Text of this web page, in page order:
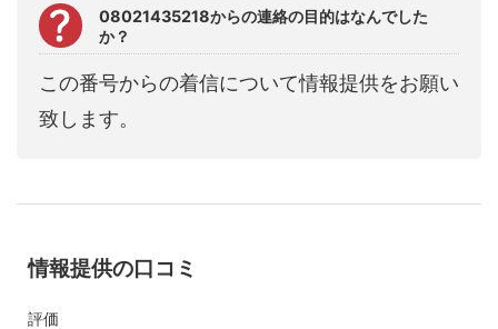
08021435218からの連絡の目的はなんでした
か？
この番号からの着信について情報提供をお願い
致します。
情報提供の口コミ
評価